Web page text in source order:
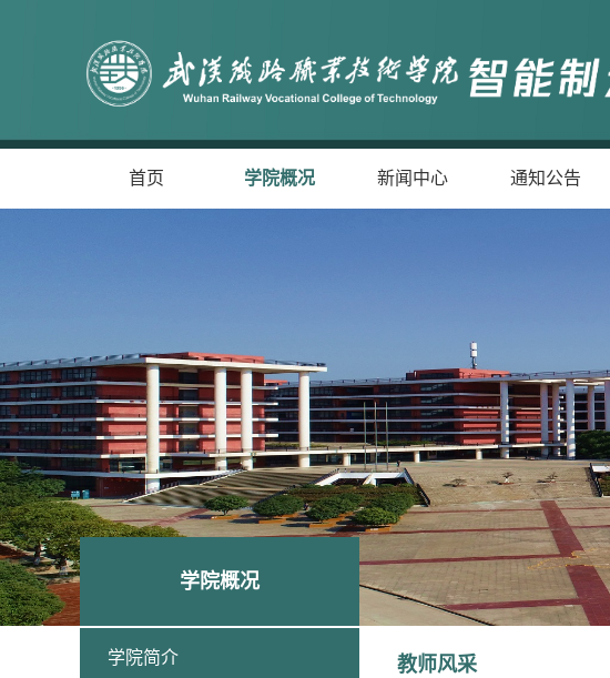
首页 学院概况 新闻中心 通知公告
学院概况
学院简介 教师风采